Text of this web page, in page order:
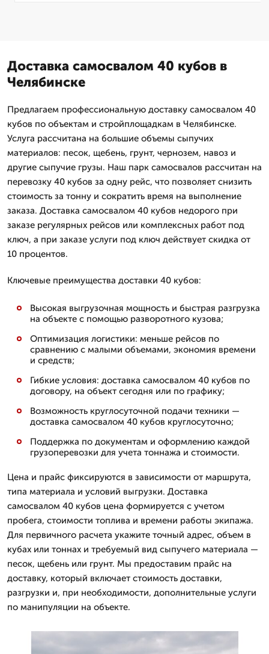
Доставка самосвалом 40 кубов в
Челябинске
Предлагаем профессиональную доставку самосвалом 40
кубов по объектам и стройплощадкам в Челябинске.
Услуга рассчитана на большие объемы сыпучих
материалов: песок, щебень, грунт, чернозем, навоз и
другие сыпучие грузы. Наш парк самосвалов рассчитан на
перевозку 40 кубов за одну рейс, что позволяет снизить
стоимость за тонну и сократить время на выполнение
заказа. Доставка самосвалом 40 кубов недорого при
заказе регулярных рейсов или комплексных работ под
ключ, а при заказе услуги под ключ действует скидка от
10 процентов.
Ключевые преимущества доставки 40 кубов:
Высокая выгрузочная мощность и быстрая разгрузка
на объекте с помощью разворотного кузова;
Оптимизация логистики: меньше рейсов по
сравнению с малыми объемами, экономия времени
и средств;
Гибкие условия: доставка самосвалом 40 кубов по
договору, на объект сегодня или по графику;
Возможность круглосуточной подачи техники —
доставка самосвалом 40 кубов круглосуточно;
Поддержка по документам и оформлению каждой
грузоперевозки для учета тоннажа и стоимости.
Цена и прайс фиксируются в зависимости от маршрута,
типа материала и условий выгрузки. Доставка
самосвалом 40 кубов цена формируется с учетом
пробега, стоимости топлива и времени работы экипажа.
Для первичного расчета укажите точный адрес, объем в
кубах или тоннах и требуемый вид сыпучего материала —
песок, щебень или грунт. Мы предоставим прайс на
доставку, который включает стоимость доставки,
разгрузки и, при необходимости, дополнительные услуги
по манипуляции на объекте.